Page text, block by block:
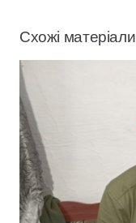
Схожі матеріали